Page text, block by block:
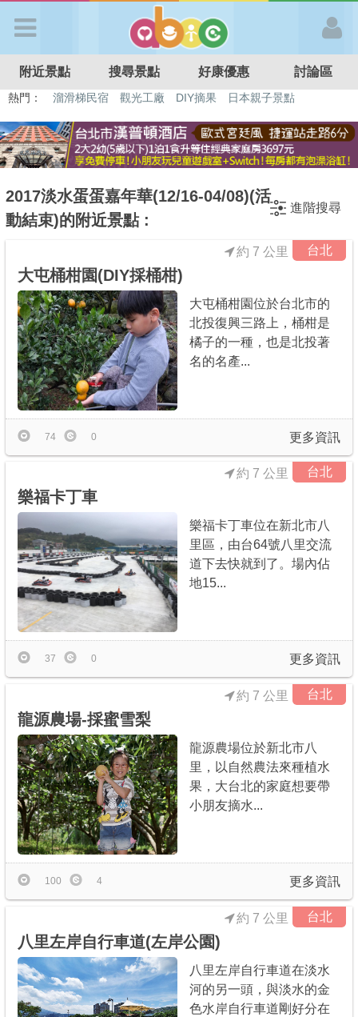
APP登入
首 頁
好康優惠
最新消息
最新留言
商家合作
推薦景點
討論區
聯絡我們
APP下載
附近景點 搜尋景點 好康優惠 討論區
熱門： 溜滑梯民宿 觀光工廠 DIY摘果
日本親子景點
2017淡水蛋蛋嘉年華(12/16-04/08)(活
動結束)的附近景點 :
進階搜尋
台北
約 7 公里
大屯桶柑園(DIY採桶柑)
大屯桶柑園位於台北市的
北投復興三路上，桶柑是
橘子的一種，也是北投著
名的名產...
更多資訊
74 0
台北
約 7 公里
樂福卡丁車
樂福卡丁車位在新北市八
里區，由台64號八里交流
道下去快就到了。場內佔
地15...
更多資訊
37 0
台北
約 7 公里
龍源農場-採蜜雪梨
龍源農場位於新北市八
里，以自然農法來種植水
果，大台北的家庭想要帶
小朋友摘水...
更多資訊
100 4
台北
約 7 公里
八里左岸自行車道(左岸公園)
八里左岸自行車道在淡水
河的另一頭，與淡水的金
色水岸自行車道剛好分在